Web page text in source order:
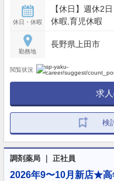
休日・休暇
【休日】週休2
休暇,育児休暇
勤務地
長野県上田市
閲覧状況
求
検
調剤薬局 ｜ 正社員
2026年9〜10月新店★高